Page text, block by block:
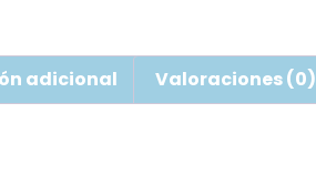
adicional Valoraciones (0)